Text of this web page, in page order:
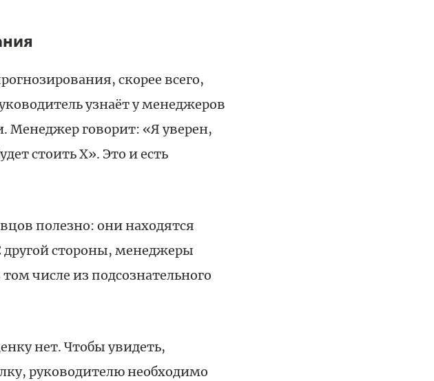
скорее всего,
узнаёт у менеджеров
Менеджер говорит: «Я уверен,
стоить Х». Это и есть
полезно: они находятся
стороны, менеджеры
числе из подсознательного
нет. Чтобы увидеть,
руководителю необходимо